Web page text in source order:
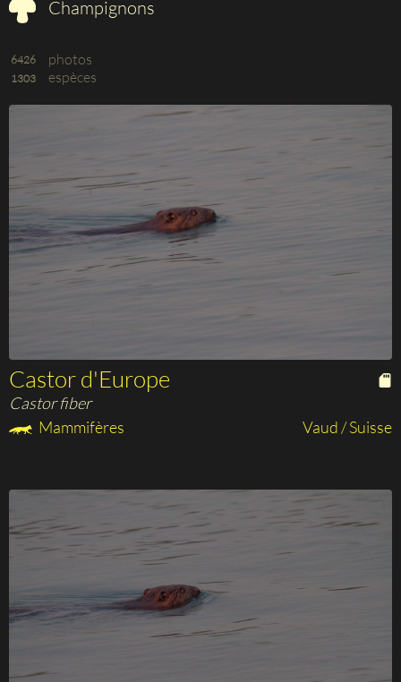
Champignons
6426 photos
1303 espèces
Castor d'Europe
Castor fiber
Mammifères
Vaud / Suisse